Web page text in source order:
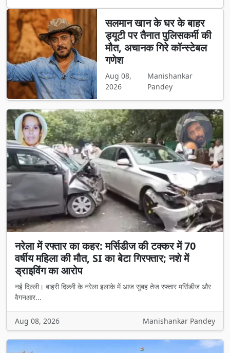
सलमान खान के घर के बाहर
ड्यूटी पर तैनात पुलिसकर्मी की
मौत, अचानक गिरे कॉन्स्टेबल
गणेश
Aug 08,
2026
Manishankar
Pandey
नरेला में रफ्तार का कहर: मर्सिडीज की टक्कर में 70
वर्षीय महिला की मौत, SI का बेटा गिरफ्तार; नशे में
ड्राइविंग का आरोप
नई दिल्ली। बाहरी दिल्ली के नरेला इलाके में आज सुबह तेज रफ्तार मर्सिडीज और
वैगनआर...
Aug 08, 2026 Manishankar Pandey